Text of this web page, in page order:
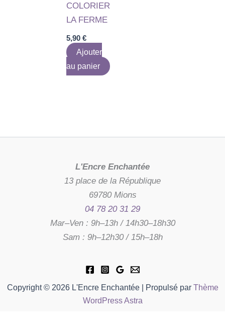
COLORIER
LA FERME
5,90€
Ajouter
au panier
L'Encre Enchantée
13 place de la République
69780 Mions
04 78 20 31 29
Mar–Ven : 9h–13h / 14h30–18h30
Sam : 9h–12h30 / 15h–18h
Copyright © 2026 L'Encre Enchantée | Propulsé par Thème
WordPress Astra